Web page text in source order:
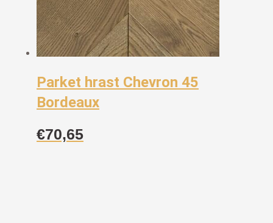
Parket hrast Chevron 45
Bordeaux
€70,65